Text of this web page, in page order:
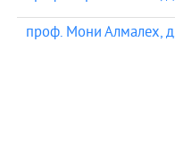
проф. Мони Алмалех,